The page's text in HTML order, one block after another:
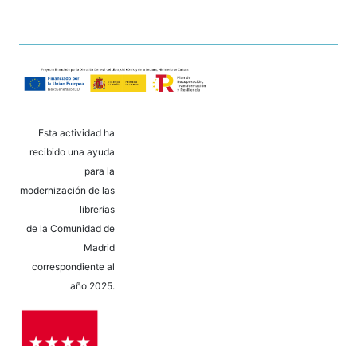
Esta actividad ha
recibido una ayuda
para la
modernización de las
librerías
de la Comunidad de
Madrid
correspondiente al
año 2025.